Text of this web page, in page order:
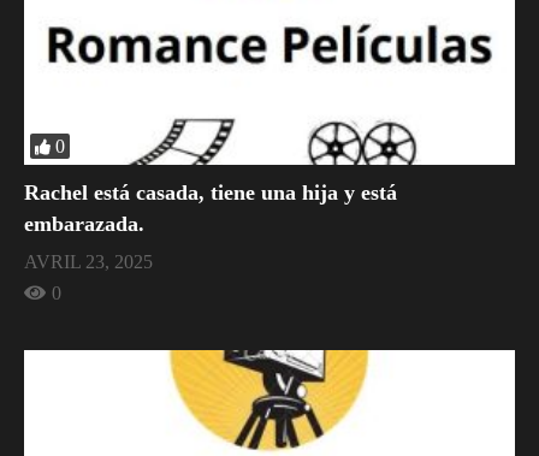
0
Rachel está casada, tiene una hija y está
embarazada.
AVRIL 23, 2025
0